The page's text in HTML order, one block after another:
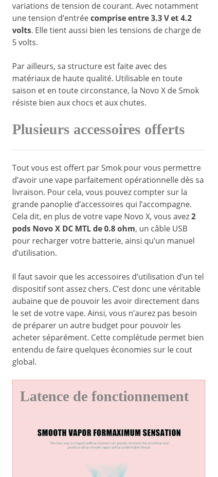
variations de tension de courant. Avec notamment
une tension d’entréecomprise entre 3.3 V et 4.2
volts. Elle tient aussi bien les tensions de charge de
5 volts.
Par ailleurs, sa structure est faite avec des
matériaux de haute qualité. Utilisable en toute
saison et en toute circonstance, la Novo X de Smok
résiste bien aux chocs et aux chutes.
Plusieurs accessoires offerts
Tout vous est offert par Smok pour vous permettre
d’avoir une vape parfaitement opérationnelle dès sa
livraison. Pour cela, vous pouvez compter sur la
grande panoplie d’accessoires qui l’accompagne.
Cela dit, en plus de votre vape Novo X, vous avez2
pods Novo X DC MTL de 0.8 ohm, un câble USB
pour recharger votre batterie, ainsi qu’un manuel
d’utilisation.
Il faut savoir que les accessoires d’utilisation d’un tel
dispositif sont assez chers. C’est donc une véritable
aubaine que de pouvoir les avoir directement dans
le set de votre vape. Ainsi, vous n’aurez pas besoin
de préparer un autre budget pour pouvoir les
acheter séparément. Cette complétude permet bien
entendu de faire quelques économies sur le cout
global.
Latence de fonctionnement